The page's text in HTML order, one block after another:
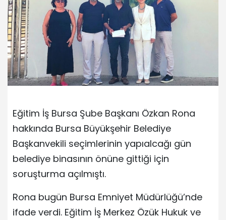
Eğitim İş Bursa Şube Başkanı Özkan Rona
hakkında Bursa Büyükşehir Belediye
Başkanvekili seçimlerinin yapıalcağı gün
belediye binasının önüne gittiği için
soruşturma açılmıştı.
Rona bugün Bursa Emniyet Müdürlüğü’nde
ifade verdi. Eğitim İş Merkez Özük Hukuk ve